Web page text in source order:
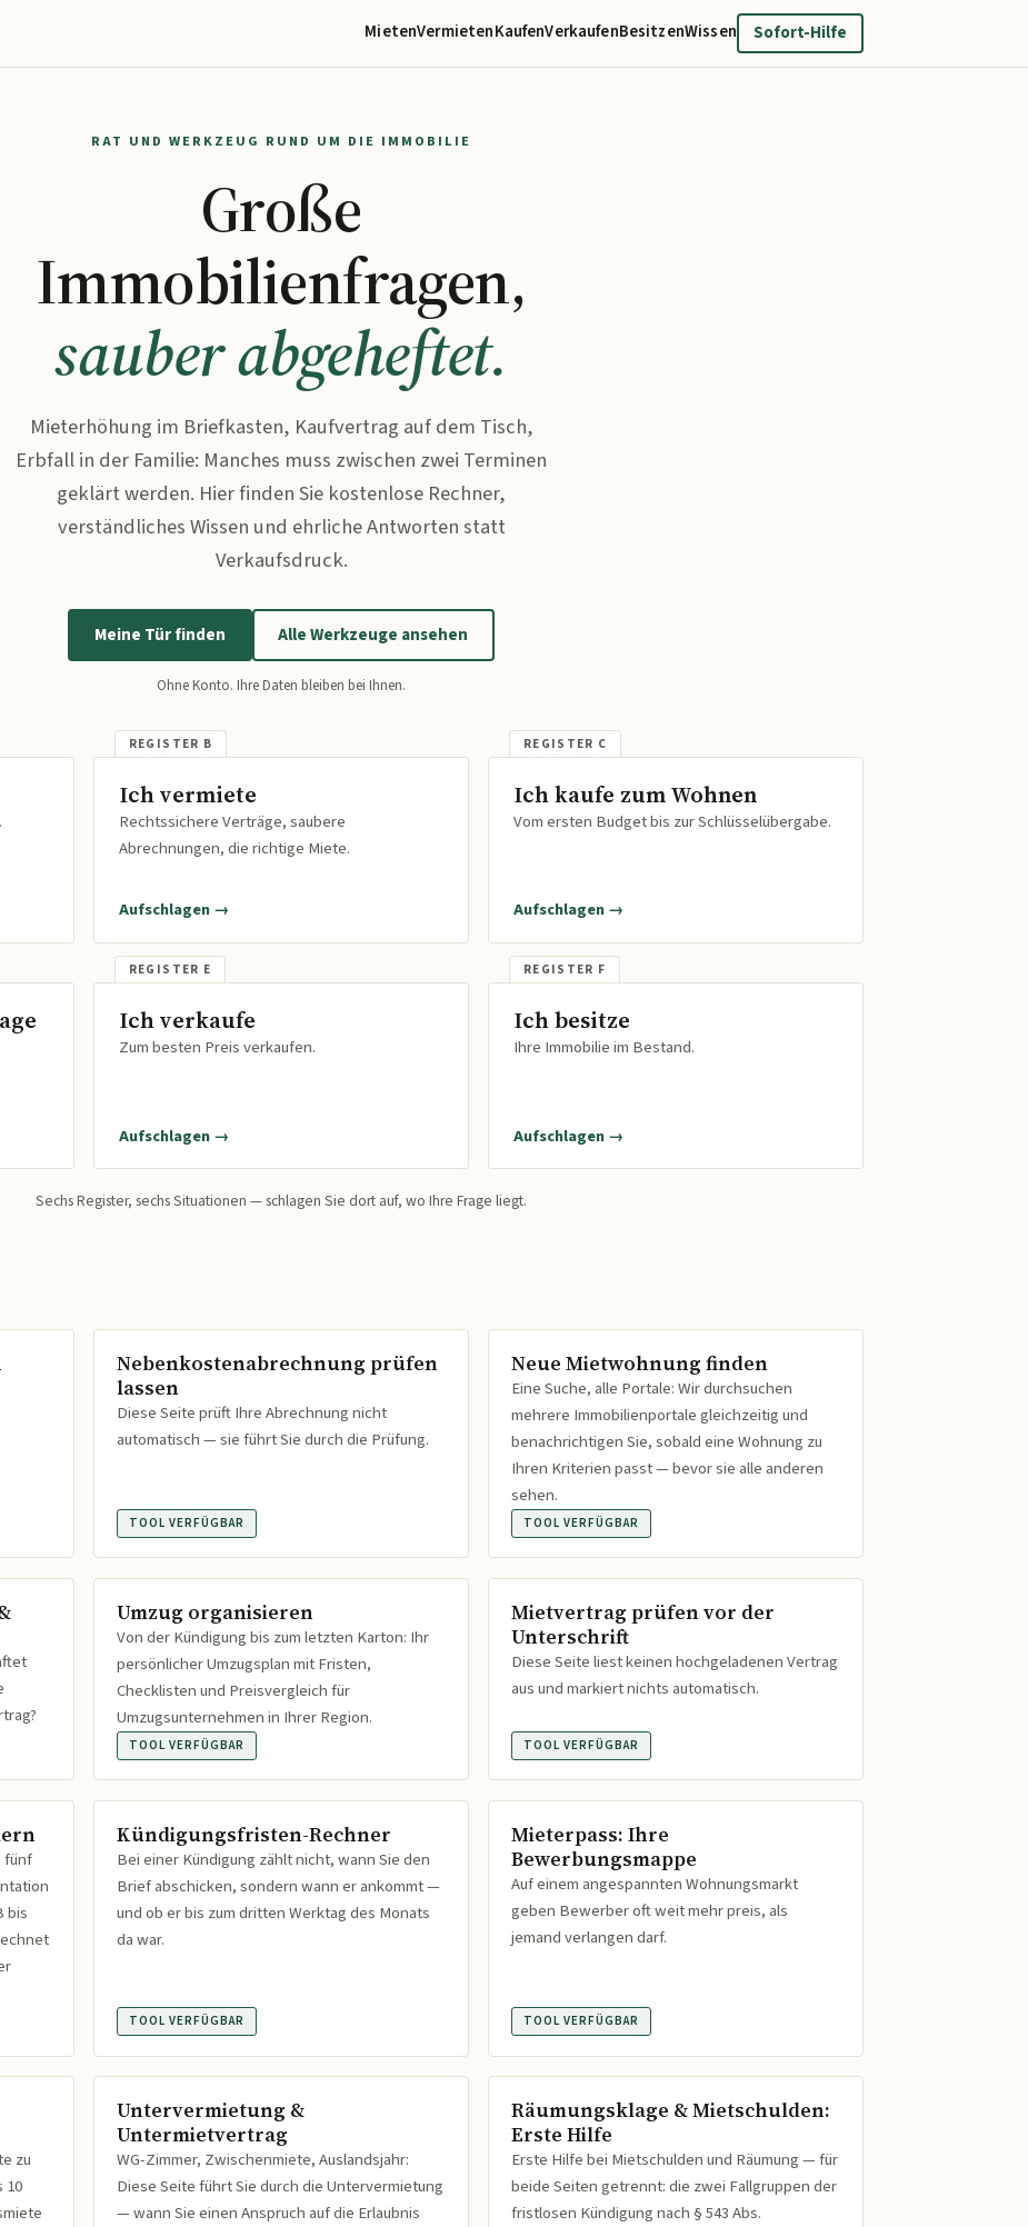
MietenVermietenKaufenVerkaufenBesitzenWissen Sofort-Hilfe
RAT UND WERKZEUG RUND UM DIE IMMOBILIE
Große
Immobilienfragen,
sauber abgeheftet.
Mieterhöhung im Briefkasten, Kaufvertrag auf dem Tisch,
Erbfall in der Familie: Manches muss zwischen zwei Terminen
geklärt werden. Hier finden Sie kostenlose Rechner,
verständliches Wissen und ehrliche Antworten statt
Verkaufsdruck.
Meine Tür finden Alle Werkzeuge ansehen
Ohne Konto. Ihre Daten bleiben bei Ihnen.
Ich vermiete
Rechtssichere Verträge, saubere
Abrechnungen, die richtige Miete.
Aufschlagen →
Ich kaufe zum Wohnen
Vom ersten Budget bis zur Schlüsselübergabe.
Aufschlagen →
Ich verkaufe
Zum besten Preis verkaufen.
Aufschlagen →
Ich besitze
Ihre Immobilie im Bestand.
Aufschlagen →
Sechs Register, sechs Situationen — schlagen Sie dort auf, wo Ihre Frage liegt.
Nebenkostenabrechnung prüfen
lassen
Diese Seite prüft Ihre Abrechnung nicht
automatisch — sie führt Sie durch die Prüfung.
TOOL VERFÜGBAR
Neue Mietwohnung finden
Eine Suche, alle Portale: Wir durchsuchen
mehrere Immobilienportale gleichzeitig und
benachrichtigen Sie, sobald eine Wohnung zu
Ihren Kriterien passt — bevor sie alle anderen
sehen.
TOOL VERFÜGBAR
Umzug organisieren
Von der Kündigung bis zum letzten Karton: Ihr
persönlicher Umzugsplan mit Fristen,
Checklisten und Preisvergleich für
Umzugsunternehmen in Ihrer Region.
TOOL VERFÜGBAR
Mietvertrag prüfen vor der
Unterschrift
Diese Seite liest keinen hochgeladenen Vertrag
aus und markiert nichts automatisch.
TOOL VERFÜGBAR
fünf
bis
Kündigungsfristen-Rechner
Bei einer Kündigung zählt nicht, wann Sie den
Brief abschicken, sondern wann er ankommt —
und ob er bis zum dritten Werktag des Monats
da war.
TOOL VERFÜGBAR
Mieterpass: Ihre
Bewerbungsmappe
Auf einem angespannten Wohnungsmarkt
geben Bewerber oft weit mehr preis, als
jemand verlangen darf.
TOOL VERFÜGBAR
zu
10
Untervermietung &
Untermietvertrag
WG-Zimmer, Zwischenmiete, Auslandsjahr:
Diese Seite führt Sie durch die Untervermietung
— wann Sie einen Anspruch auf die Erlaubnis
Räumungsklage & Mietschulden:
Erste Hilfe
Erste Hilfe bei Mietschulden und Räumung — für
beide Seiten getrennt: die zwei Fallgruppen der
fristlosen Kündigung nach § 543 Abs.